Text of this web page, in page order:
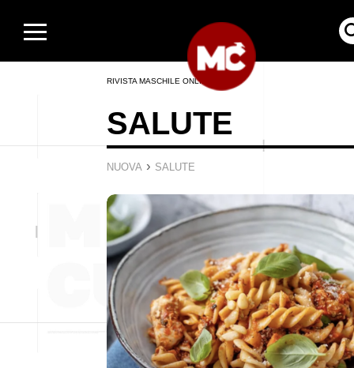
RIVISTA MASCHILE ONLINE
SALUTE
NUOVA › SALUTE